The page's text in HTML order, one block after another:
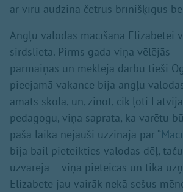
ar vīru audzina četrus brīnišķīgus
Angļu valodas mācīšana Elizabetei
sirdslieta. Pirms gada viņa vēlējās
pārmaiņas un meklēja darbu tieši
pieejamā vakance bija angļu
amats skolā, un, zinot, cik ļoti
pedagogu, viņa saprata, ka varētu
pašā laikā nejauši uzzināja par “
bija bail pieteikties valodas dēļ,
uzvarēja – viņa pieteicās un tika
Elizabete jau vairāk nekā sešus